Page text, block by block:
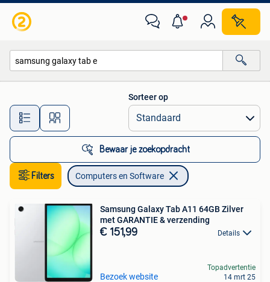
Alle afstanden…
Sorteer op
Bewaar je zoekopdracht
Filters Computers en Software
Samsung Galaxy Tab A11 64GB Zilver
met GARANTIE & verzending
€ 151,99 Details
Bezoek website
Topadvertentie
14 mrt 25